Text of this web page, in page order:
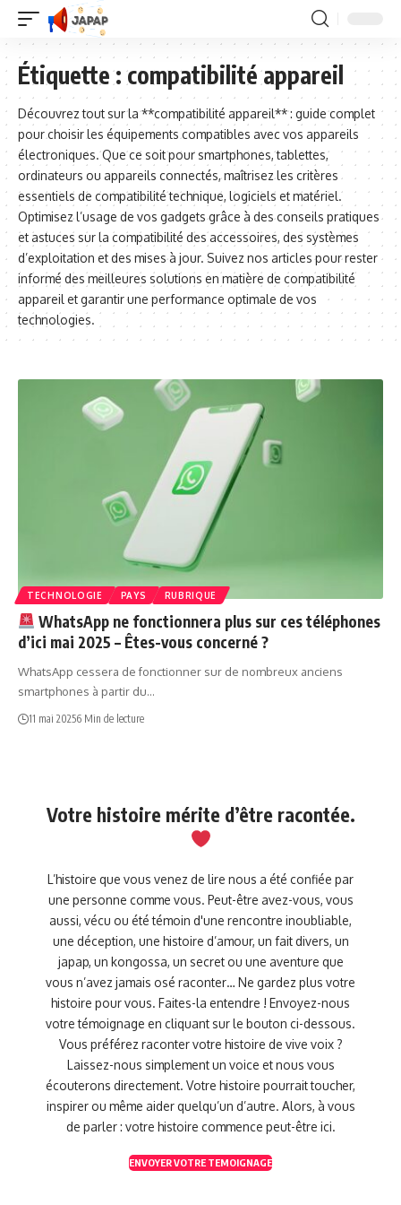
Étiquette :compatibilité appareil
Découvrez tout sur la **compatibilité appareil** : guide complet
pour choisir les équipements compatibles avec vos appareils
électroniques. Que ce soit pour smartphones, tablettes,
ordinateurs ou appareils connectés, maîtrisez les critères
essentiels de compatibilité technique, logiciels et matériel.
Optimisez l’usage de vos gadgets grâce à des conseils pratiques
et astuces sur la compatibilité des accessoires, des systèmes
d’exploitation et des mises à jour. Suivez nos articles pour rester
informé des meilleures solutions en matière de compatibilité
appareil et garantir une performance optimale de vos
technologies.
TECHNOLOGIE PAYS RUBRIQUE
WhatsApp ne fonctionnera plus sur ces téléphones
d’ici mai 2025 – Êtes-vous concerné ?
WhatsApp cessera de fonctionner sur de nombreux anciens
smartphones à partir du…
11 mai 20256 Min de lecture
Votre histoire mérite d’être racontée.
L’histoire que vous venez de lire nous a été confiée par
une personne comme vous. Peut-être avez-vous, vous
aussi, vécu ou été témoin d'une rencontre inoubliable,
une déception, une histoire d’amour, un fait divers, un
japap, un kongossa, un secret ou une aventure que
vous n’avez jamais osé raconter… Ne gardez plus votre
histoire pour vous. Faites-la entendre ! Envoyez-nous
votre témoignage en cliquant sur le bouton ci-dessous.
Vous préférez raconter votre histoire de vive voix ?
Laissez-nous simplement un voice et nous vous
écouterons directement. Votre histoire pourrait toucher,
inspirer ou même aider quelqu’un d’autre. Alors, à vous
de parler : votre histoire commence peut-être ici.
ENVOYER VOTRE TEMOIGNAGE